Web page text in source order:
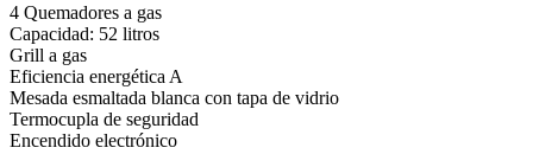
4 Quemadores a gas
Capacidad: 52 litros
Grill a gas
Eficiencia energética A
Mesada esmaltada blanca con tapa de vidrio
Termocupla de seguridad
Encendido electrónico